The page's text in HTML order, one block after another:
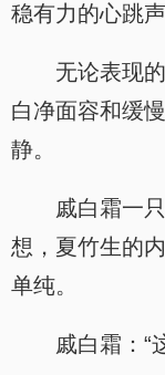
稳有力的心跳
无论表现
白净面容和缓
静。
戚白霜一
想，夏竹生的
单纯。
戚白霜：